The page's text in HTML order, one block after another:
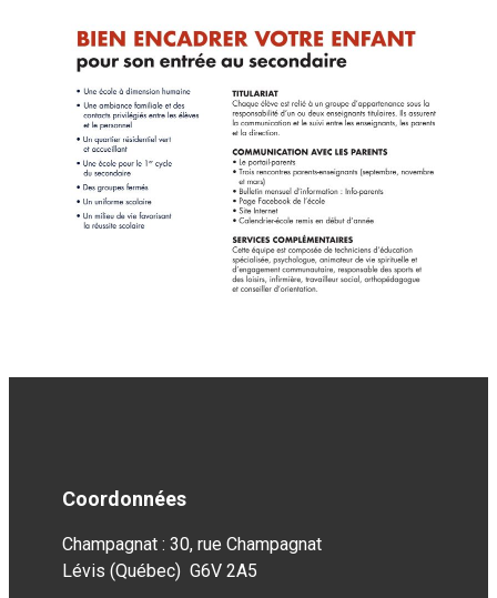
Coordonnées
Champagnat : 30, rue Champagnat
Lévis (Québec) G6V 2A5